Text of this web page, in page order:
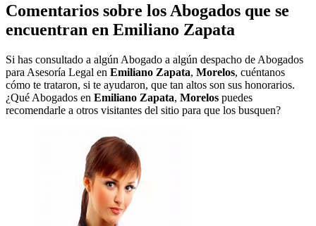
Comentarios sobre los Abogados que se
encuentran en Emiliano Zapata
Si has consultado a algún Abogado a algún despacho de Abogados
para Asesoría Legal en Emiliano Zapata, Morelos, cuéntanos
cómo te trataron, si te ayudaron, que tan altos son sus honorarios.
¿Qué Abogados en Emiliano Zapata, Morelos puedes
recomendarle a otros visitantes del sitio para que los busquen?